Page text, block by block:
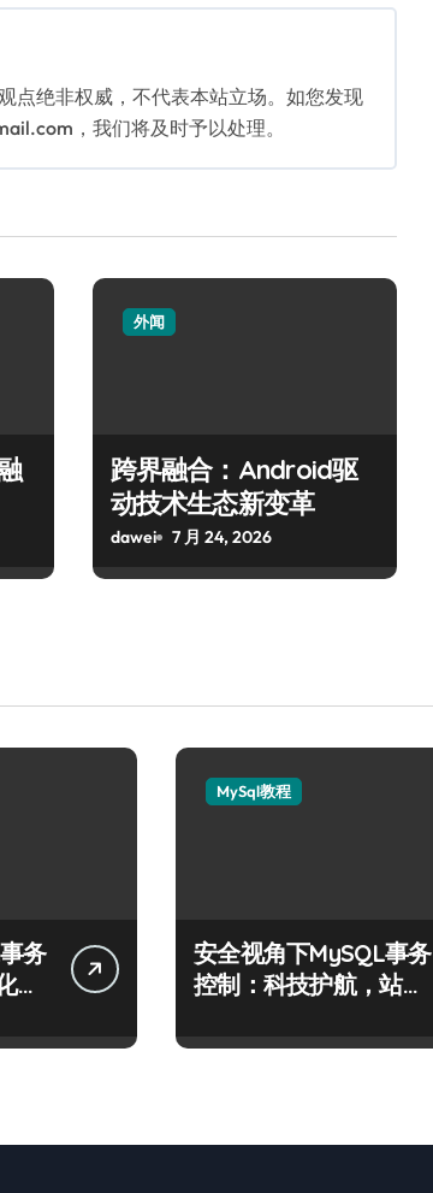
点绝非权威，不代表本站立场。如您发现
，我们将及时予以处理。
外闻
跨界融合：Android驱
动技术生态新变革
dawei 7 月 24, 2026
务
实
MySql教程
安全视角下MySQL事务
控制：科技护航，站长